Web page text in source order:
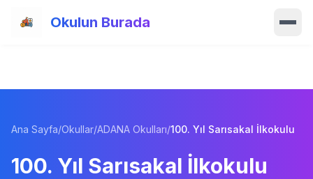
Okulun Burada
Okullar
Haberler
Ana Sayfa/Okullar/ADANA Okulları/100. Yıl Sarısakal İlkokulu
100. Yıl Sarısakal İlkokulu